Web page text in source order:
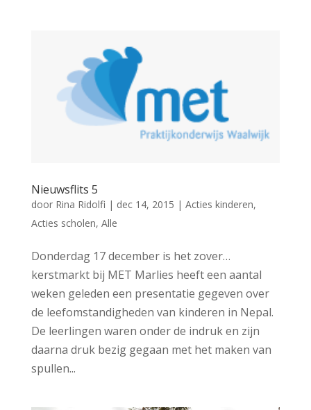
Nieuwsflits 5
door Rina Ridolfi | dec 14, 2015 | Acties kinderen,
Acties scholen, Alle
Donderdag 17 december is het zover…
kerstmarkt bij MET Marlies heeft een aantal
weken geleden een presentatie gegeven over
de leefomstandigheden van kinderen in Nepal.
De leerlingen waren onder de indruk en zijn
daarna druk bezig gegaan met het maken van
spullen...